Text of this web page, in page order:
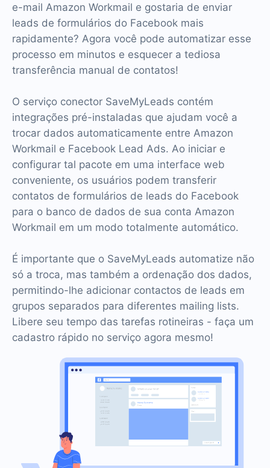
e-mail Amazon Workmail e gostaria de enviar
leads de formulários do Facebook mais
rapidamente? Agora você pode automatizar esse
processo em minutos e esquecer a tediosa
transferência manual de contatos!
O serviço conector SaveMyLeads contém
integrações pré-instaladas que ajudam você a
trocar dados automaticamente entre Amazon
Workmail e Facebook Lead Ads. Ao iniciar e
configurar tal pacote em uma interface web
conveniente, os usuários podem transferir
contatos de formulários de leads do Facebook
para o banco de dados de sua conta Amazon
Workmail em um modo totalmente automático.
É importante que o SaveMyLeads automatize não
só a troca, mas também a ordenação dos dados,
permitindo-lhe adicionar contactos de leads em
grupos separados para diferentes mailing lists.
Libere seu tempo das tarefas rotineiras - faça um
cadastro rápido no serviço agora mesmo!